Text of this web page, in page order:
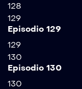
128
129
Episodio 129
129
130
Episodio 130
130